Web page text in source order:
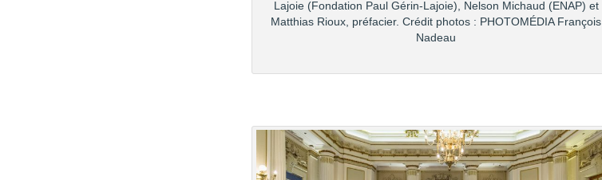
Lajoie (Fondation Paul Gérin-Lajoie), Nelson Michaud (ENAP) et
Matthias Rioux, préfacier. Crédit photos : PHOTOMÉDIA François
Nadeau